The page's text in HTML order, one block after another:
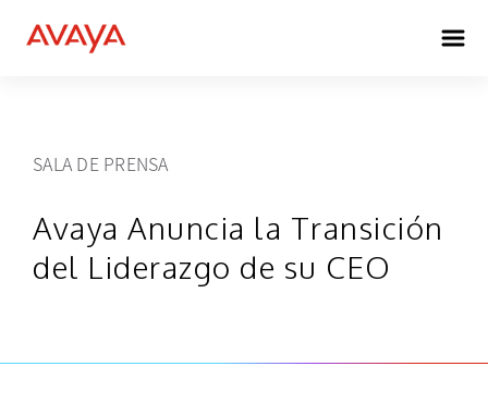
SALA DE PRENSA
Avaya Anuncia la Transición
del Liderazgo de su CEO